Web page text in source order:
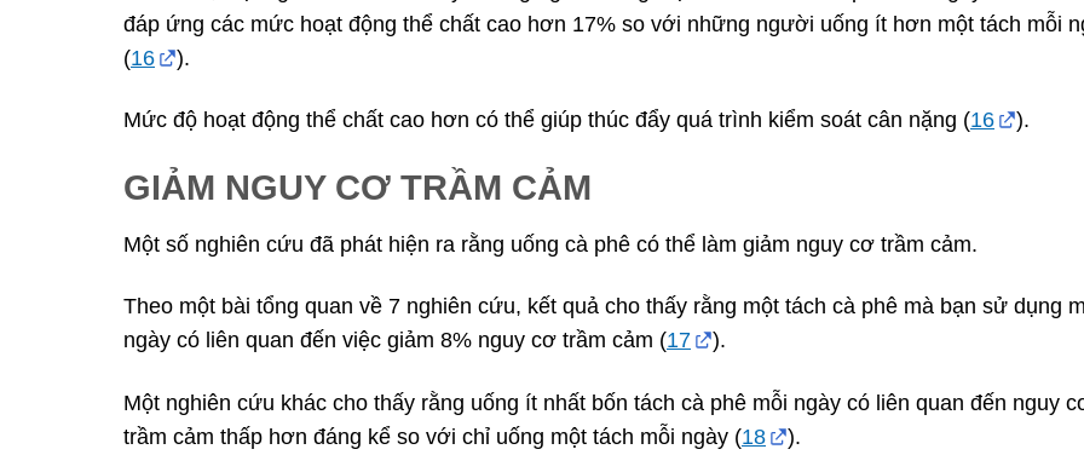
đáp ứng các mức hoạt động thể chất cao hơn 17% so với những người uống ít hơn một tách mỗi
(16 ).
Mức độ hoạt động thể chất cao hơn có thể giúp thúc đẩy quá trình kiểm soát cân nặng (16 ).
GIẢM NGUY CƠ TRẦM CẢM
Một số nghiên cứu đã phát hiện ra rằng uống cà phê có thể làm giảm nguy cơ trầm cảm.
Theo một bài tổng quan về 7 nghiên cứu, kết quả cho thấy rằng một tách cà phê mà bạn sử dụng
ngày có liên quan đến việc giảm 8% nguy cơ trầm cảm (17 ).
Một nghiên cứu khác cho thấy rằng uống ít nhất bốn tách cà phê mỗi ngày có liên quan đến nguy
trầm cảm thấp hơn đáng kể so với chỉ uống một tách mỗi ngày (18 ).